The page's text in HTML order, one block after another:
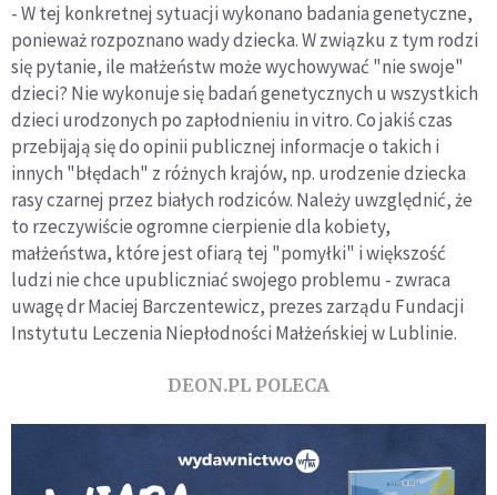
- W tej konkretnej sytuacji wykonano badania genetyczne,
ponieważ rozpoznano wady dziecka. W związku z tym rodzi
się pytanie, ile małżeństw może wychowywać "nie swoje"
dzieci? Nie wykonuje się badań genetycznych u wszystkich
dzieci urodzonych po zapłodnieniu in vitro. Co jakiś czas
przebijają się do opinii publicznej informacje o takich i
innych "błędach" z różnych krajów, np. urodzenie dziecka
rasy czarnej przez białych rodziców. Należy uwzględnić, że
to rzeczywiście ogromne cierpienie dla kobiety,
małżeństwa, które jest ofiarą tej "pomyłki" i większość
ludzi nie chce upubliczniać swojego problemu - zwraca
uwagę dr Maciej Barczentewicz, prezes zarządu Fundacji
Instytutu Leczenia Niepłodności Małżeńskiej w Lublinie.
DEON.PL POLECA